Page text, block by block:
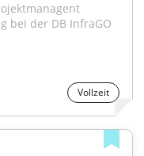
bei der DB InfraGO
Vollzeit